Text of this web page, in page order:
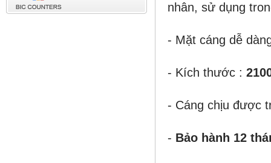
nhân, sử dụng
- Mặt cáng dễ
- Kích thước :
- Cáng chịu được
- Bảo hành 12